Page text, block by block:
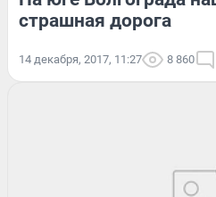
страшная дорога
14 декабря, 2017, 11:27 8 860